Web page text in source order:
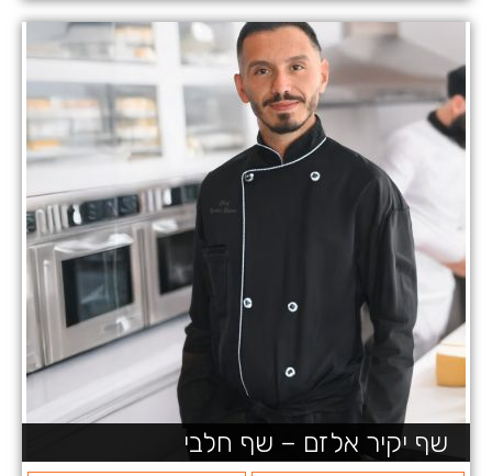
שף יקיר אלזם – שף חלבי